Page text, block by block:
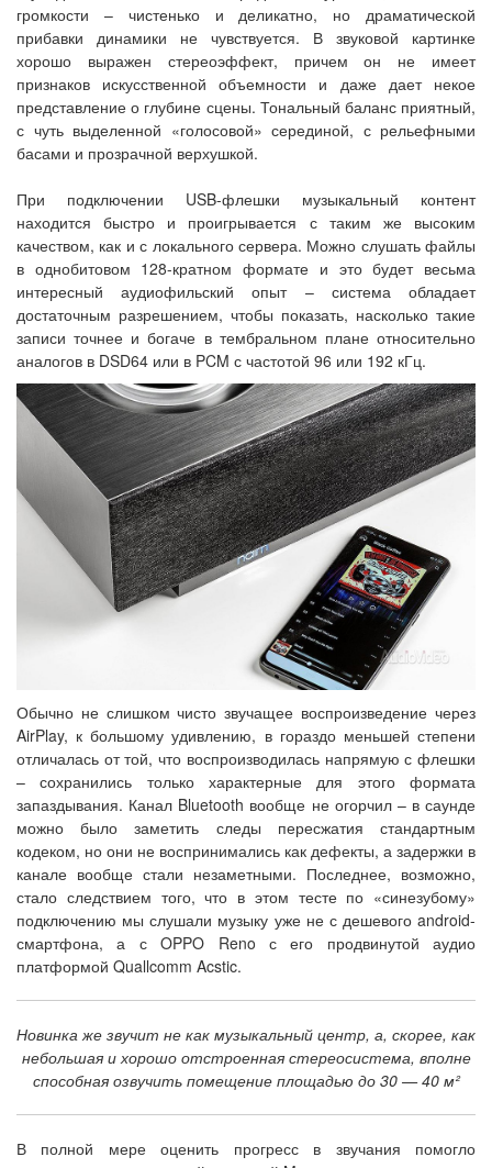
громкости – чистенько и деликатно, но драматической
прибавки динамики не чувствуется. В звуковой картинке
хорошо выражен стереоэффект, причем он не имеет
признаков искусственной объемности и даже дает некое
представление о глубине сцены. Тональный баланс приятный,
с чуть выделенной «голосовой» серединой, с рельефными
басами и прозрачной верхушкой.
При подключении USB-флешки музыкальный контент
находится быстро и проигрывается с таким же высоким
качеством, как и с локального сервера. Можно слушать файлы
в однобитовом 128-кратном формате и это будет весьма
интересный аудиофильский опыт – система обладает
достаточным разрешением, чтобы показать, насколько такие
записи точнее и богаче в тембральном плане относительно
аналогов в DSD64 или в PCM с частотой 96 или 192 кГц.
Обычно не слишком чисто звучащее воспроизведение через
AirPlay, к большому удивлению, в гораздо меньшей степени
отличалась от той, что воспроизводилась напрямую с флешки
– сохранились только характерные для этого формата
запаздывания. Канал Bluetooth вообще не огорчил – в саунде
можно было заметить следы пересжатия стандартным
кодеком, но они не воспринимались как дефекты, а задержки в
канале вообще стали незаметными. Последнее, возможно,
стало следствием того, что в этом тесте по «синезубому»
подключению мы слушали музыку уже не с дешевого android-
смартфона, а с OPPO Reno с его продвинутой аудио
платформой Quallcomm Acstic.
Новинка же звучит не как музыкальный центр, а, скорее, как
небольшая и хорошо отстроенная стереосистема, вполне
способная озвучить помещение площадью до 30 — 40 м²
В полной мере оценить прогресс в звучания помогло